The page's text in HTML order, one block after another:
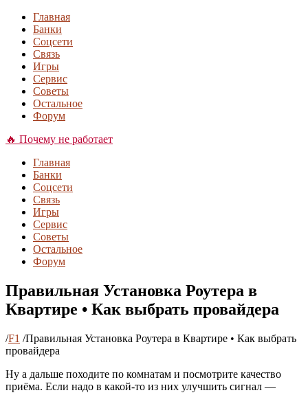
Главная
Банки
Соцсети
Связь
Игры
Сервис
Советы
Остальное
Форум
🔥 Почему не работает
Главная
Банки
Соцсети
Связь
Игры
Сервис
Советы
Остальное
Форум
Правильная Установка Роутера в
Квартире • Как выбрать провайдера
/F1 /Правильная Установка Роутера в Квартире • Как выбрать
провайдера
Ну а дальше походите по комнатам и посмотрите качество
приёма. Если надо в какой-то из них улучшить сигнал —